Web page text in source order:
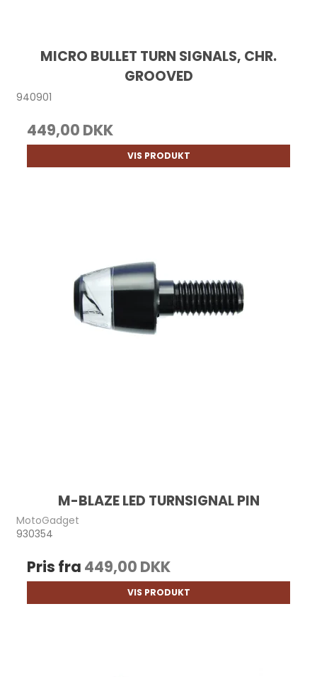
MICRO BULLET TURN SIGNALS, CHR.
GROOVED
940901
449,00 DKK
VIS PRODUKT
M-BLAZE LED TURNSIGNAL PIN
MotoGadget
930354
Pris fra 449,00 DKK
VIS PRODUKT